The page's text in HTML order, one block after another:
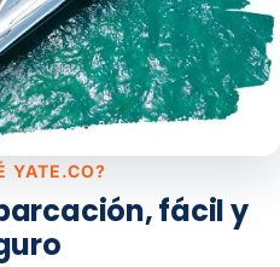
YATE.CO?
fácil y